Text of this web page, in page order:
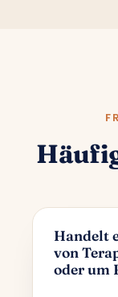
Handelt
von
oder um